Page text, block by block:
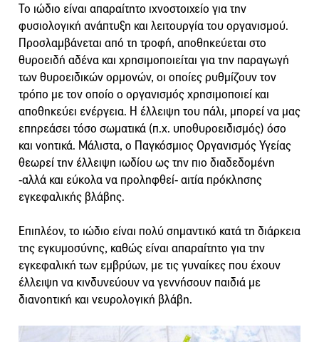
Το ιώδιο είναι απαραίτητο ιχνοστοιχείο για την
φυσιολογική ανάπτυξη και λειτουργία του οργανισμού.
Προσλαμβάνεται από τη τροφή, αποθηκεύεται στο
θυροειδή αδένα και χρησιμοποιείται για την παραγωγή
των θυροειδικών ορμονών, οι οποίες ρυθμίζουν τον
τρόπο με τον οποίο ο οργανισμός χρησιμοποιεί και
αποθηκεύει ενέργεια. Η έλλειψη του πάλι, μπορεί να μας
επηρεάσει τόσο σωματικά (π.χ. υποθυροειδισμός) όσο
και νοητικά. Μάλιστα, ο Παγκόσμιος Οργανισμός Υγείας
θεωρεί την έλλειψη ιωδίου ως την πιο διαδεδομένη
-αλλά και εύκολα να προληφθεί- αιτία πρόκλησης
εγκεφαλικής βλάβης.
Επιπλέον, το ιώδιο είναι πολύ σημαντικό κατά τη διάρκεια
της εγκυμοσύνης, καθώς είναι απαραίτητο για την
εγκεφαλική των εμβρύων, με τις γυναίκες που έχουν
έλλειψη να κινδυνεύουν να γεννήσουν παιδιά με
διανοητική και νευρολογική βλάβη.